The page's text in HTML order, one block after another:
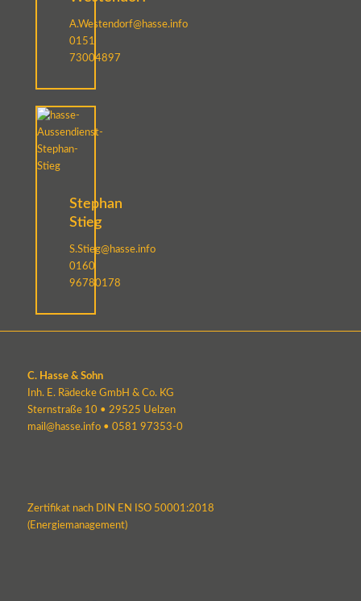
A.Westendorf@hasse.info
0151
73004897
Stephan
Stieg
S.Stieg@hasse.info
0160
96780178
C. Hasse & Sohn
Inh. E. Rädecke GmbH & Co. KG
Sternstraße 10 • 29525 Uelzen
mail@hasse.info• 0581 97353-0
Zertifikat nach DIN EN ISO 50001:2018
(Energiemanagement)